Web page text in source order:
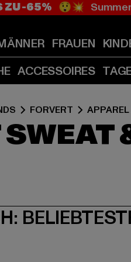
ZU -65% 😲💥
FRAUEN
ACCESSOIRES
FORVERT APPAREL